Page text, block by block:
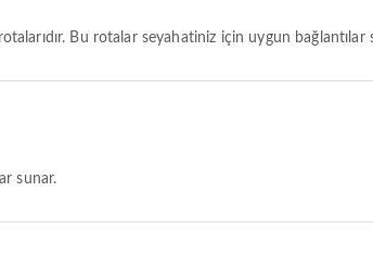
Bu rotalar seyahatiniz için uygun bağlantılar
sunar.